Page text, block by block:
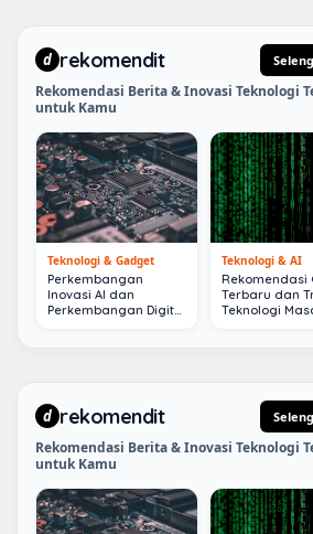
d rekomendit
Rekomendasi Berita & Inovasi Teknologi
untuk Kamu
Teknologi & Gadget
Perkembangan
Inovasi AI dan
Perkembangan Digital
Teknologi & AI
Rekomendasi
Terbaru dan
Teknologi
d rekomendit
Rekomendasi Berita & Inovasi Teknologi
untuk Kamu